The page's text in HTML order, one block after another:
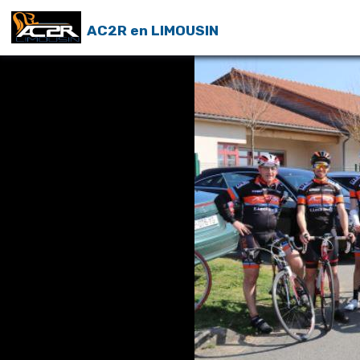
AC2R en LIMOUSIN